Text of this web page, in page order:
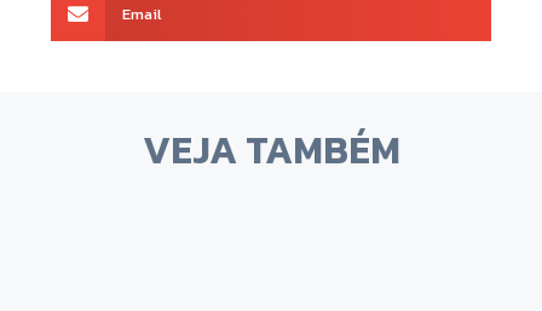
Email
VEJA TAMBÉM